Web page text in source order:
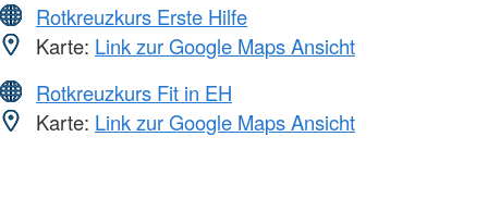
Rotkreuzkurs Erste Hilfe
Karte: Link zur Google Maps Ansicht
Rotkreuzkurs Fit in EH
Karte: Link zur Google Maps Ansicht